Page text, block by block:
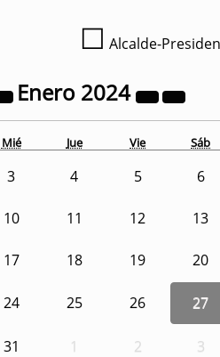
☐ Alcalde-
Enero 2024
Mié Jue Vie Sáb
3 4 5 6
10 11 12 13
17 18 19 20
24 25 26 27
31 1 2 3